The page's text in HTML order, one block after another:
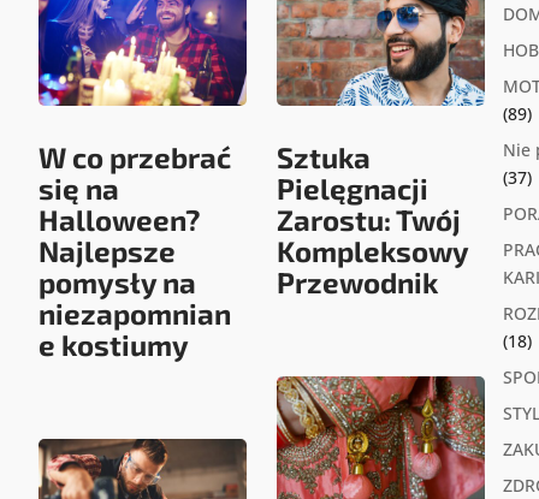
W co przebrać
się na
Halloween?
Najlepsze
pomysły na
niezapomnian
e kostiumy
Sztuka
Pielęgnacji
Zarostu: Twój
Kompleksowy
Przewodnik
(89)
Nie
(37)
(18)